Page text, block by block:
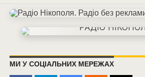
МИ У СОЦІАЛЬНИХ МЕРЕЖАХ